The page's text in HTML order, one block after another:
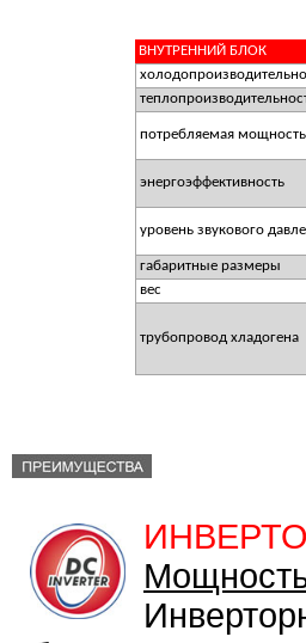
ВНУТРЕННИЙ БЛОК
потребляемая мощность
энергоэффективность
уровень звукового
габаритные размеры
вес
трубопровод хладогена